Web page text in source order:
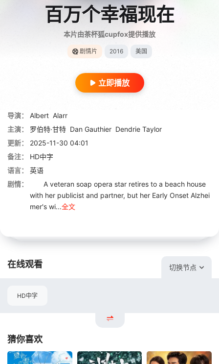
百万个幸福现在
本片由茶杯狐cupfox提供播放
剧情片 2016 美国
立即播放
导演： Albert Alarr
主演：
罗伯特·甘特 Dan Gauthier Dendrie Taylor
更新：
2025-11-30 04:01
备注：
HD中字
语言：
英语
剧情：
A veteran soap opera star retires to a beach house
with her publicist and partner, but her Early Onset Alzhei
mer's wi...全文
在线观看 切换节点
HD中字
猜你喜欢